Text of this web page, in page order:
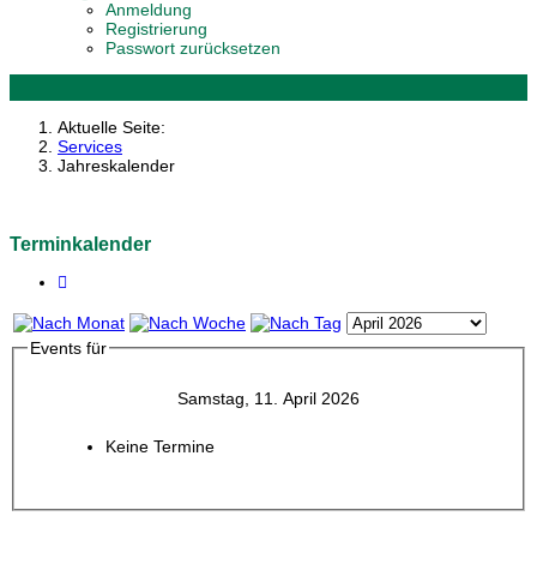
Anmeldung
Registrierung
Passwort zurücksetzen
Aktuelle Seite:
Services
Jahreskalender
Terminkalender
Events für
Samstag, 11. April 2026
Keine Termine